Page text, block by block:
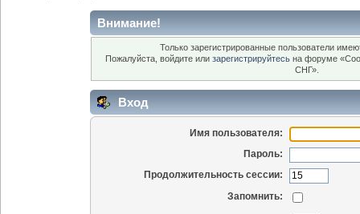
Внимание!
Только зарегистрированные пользователи
Пожалуйста, войдите или зарегистрируйтесь на форуме
СНГ».
Вход
Имя пользователя:
Пароль:
Продолжительность сессии:
Запомнить: